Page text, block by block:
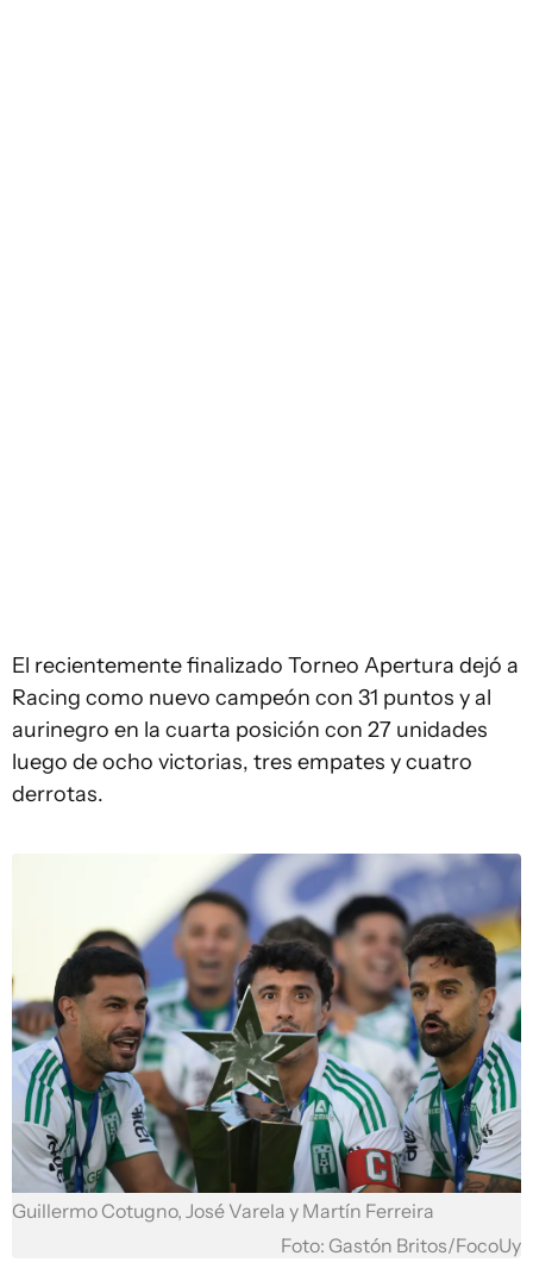
El recientemente finalizado Torneo Apertura dejó a
Racing como nuevo campeón con 31 puntos y al
aurinegro en la cuarta posición con 27 unidades
luego de ocho victorias, tres empates y cuatro
derrotas.
Guillermo Cotugno, José Varela y Martín Ferreira
Foto: Gastón Britos/FocoUy